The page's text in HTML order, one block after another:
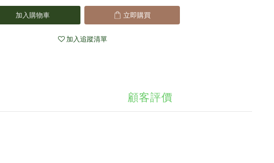
加入購物車 立即購買
加入追蹤清單
顧客評價